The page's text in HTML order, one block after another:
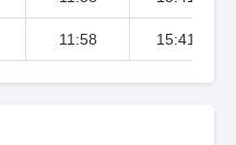
11:58 15:41